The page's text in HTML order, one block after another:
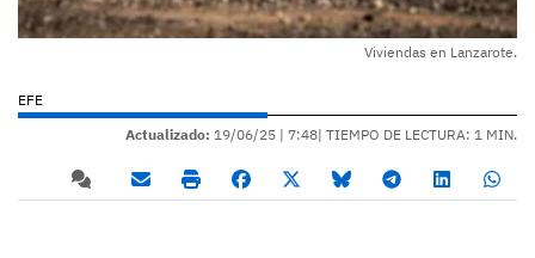
Viviendas en Lanzarote.
EFE
Actualizado: 19/06/25 | 7:48| TIEMPO DE LECTURA: 1 MIN.